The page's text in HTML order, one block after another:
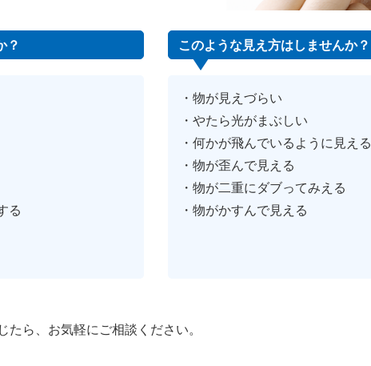
？
る
このような見え方はしませんか？
物が見えづらい
やたら光がまぶしい
何かが飛んでいるように見える
物が歪んで見える
物が二重にダブってみえる
物がかすんで見える
たら、お気軽にご相談ください。